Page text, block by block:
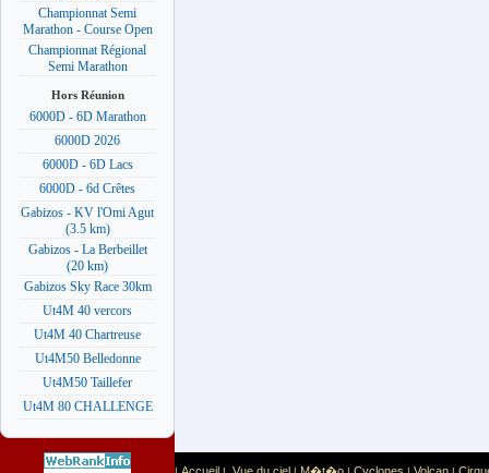
Championnat Semi
Marathon - Course Open
Championnat Régional
Semi Marathon
Hors Réunion
6000D - 6D Marathon
6000D 2026
6000D - 6D Lacs
6000D - 6d Crêtes
Gabizos - KV l'Omi Agut
(3.5 km)
Gabizos - La Berbeillet
(20 km)
Gabizos Sky Race 30km
Ut4M 40 vercors
Ut4M 40 Chartreuse
Ut4M50 Belledonne
Ut4M50 Taillefer
Ut4M 80 CHALLENGE